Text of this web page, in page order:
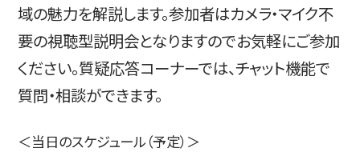
卒業生の方 企業の方
域の魅力を解説します。参加者はカメラ・マイク不
要の視聴型説明会となりますのでお気軽にご参加
ください。質疑応答コーナーでは、チャット機能で
質問・相談ができます。
＜当日のスケジュール（予定）＞